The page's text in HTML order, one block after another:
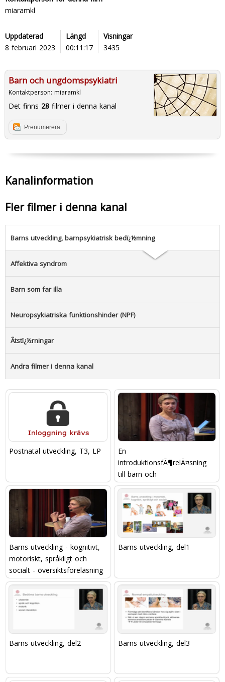
miaramkl
Uppdaterad
8 februari 2023
Längd
00:11:17
Visningar
3435
Barn och ungdomspsykiatri
Kontaktperson: miaramkl
Det finns 28filmer i denna kanal
Prenumerera
Kanalinformation
Fler filmer i denna kanal
Barns utveckling, barnpsykiatrisk bedï¿½mning
Affektiva syndrom
Barn som far illa
Neuropsykiatriska funktionshinder (NPF)
Ãtstï¿½rningar
Andra filmer i denna kanal
Postnatal utveckling, T3, LP
En
introduktionsfÃ¶relÃ¤sning
till barn och
ungdomspsykiatrin
Barns utveckling - kognitivt,
motoriskt, språkligt och
socialt - översiktsföreläsning
Barns utveckling, del1
Barns utveckling, del2 Barns utveckling, del3